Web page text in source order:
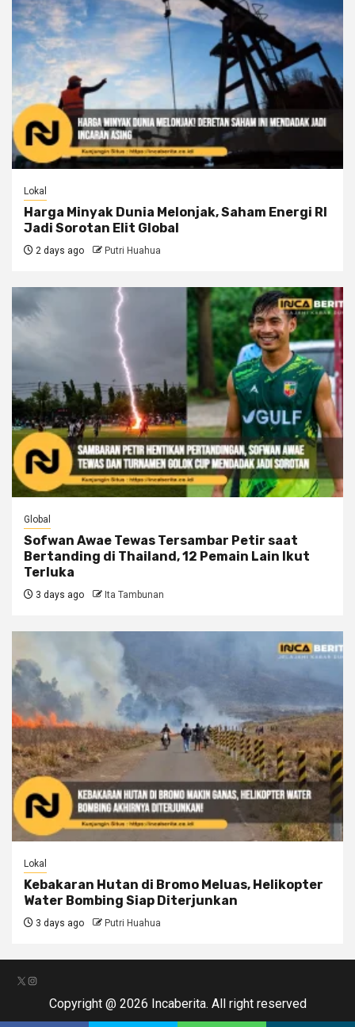
Lokal
Harga Minyak Dunia Melonjak, Saham Energi RI
Jadi Sorotan Elit Global
2 days ago Putri Huahua
Global
Sofwan Awae Tewas Tersambar Petir saat
Bertanding di Thailand, 12 Pemain Lain Ikut
Terluka
3 days ago Ita Tambunan
Lokal
Kebakaran Hutan di Bromo Meluas, Helikopter
Water Bombing Siap Diterjunkan
3 days ago Putri Huahua
X Instagram
Copyright @ 2026 Incaberita. All right reserved